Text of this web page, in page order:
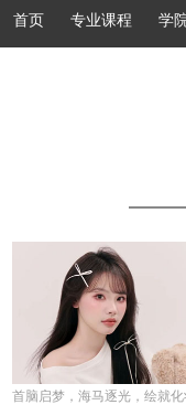
首页 专业课程 学
首脑启梦，海马逐光，绘就化